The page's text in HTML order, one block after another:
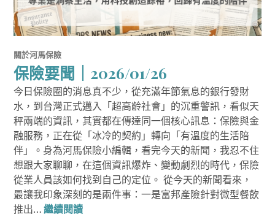
關於河馬保險
保險要聞｜2026/01/26
今日保險圈的消息真不少，從充滿年節氣息的銀行發財
水，到台灣正式邁入「超高齡社會」的沉重警訊，看似天
秤兩端的資訊，其實都在傳達同一個核心訊息：保險與金
融服務，正在從「冰冷的契約」轉向「有溫度的生活陪
伴」。身為河馬保險小編輯，看完今天的新聞，我忍不住
想跟大家聊聊，在這個資訊爆炸、變動劇烈的時代，保險
從業人員該如何找到自己的定位。 從今天的新聞看來，
最讓我印象深刻的是兩件事：一是富邦產險針對微型餐飲
推出…繼續閱讀保險要聞｜2026/01/26